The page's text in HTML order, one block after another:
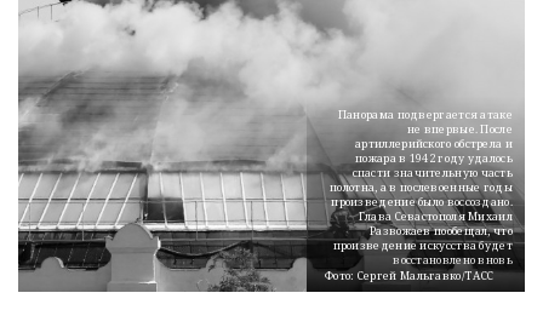
Панорама подвергается атаке
не впервые. После
артиллерийского обстрела и
пожара в 1942 году удалось
спасти значительную часть
полотна, а в послевоенные годы
произведение было воссоздано.
Глава Севастополя Михаил
Развожаев пообещал, что
произведение искусства будет
восстановлено вновь
Фото: Сергей Мальгавко/ТАСС